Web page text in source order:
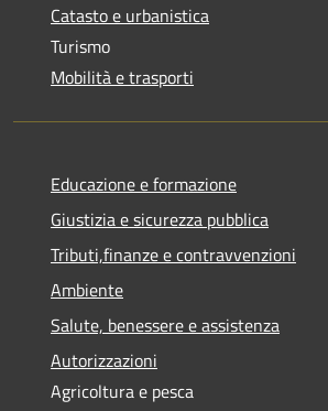
Catasto e urbanistica
Turismo
Mobilità e trasporti
Educazione e formazione
Giustizia e sicurezza pubblica
Tributi,finanze e contravvenzioni
Ambiente
Salute, benessere e assistenza
Autorizzazioni
Agricoltura e pesca